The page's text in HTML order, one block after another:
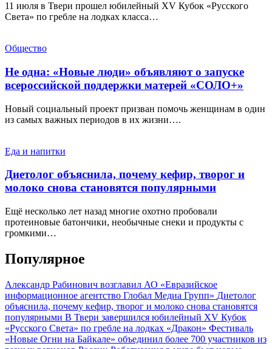
11 июля в Твери прошел юбилейный XV Кубок «Русского
Света» по гребле на лодках класса…
Общество
Не одна: «Новые люди» объявляют о запуске
всероссийской поддержки матерей «СОЛО+»
Новый социальный проект призван помочь женщинам в один
из самых важных периодов в их жизни….
Еда и напитки
Диетолог объяснила, почему кефир, творог и
молоко снова становятся популярными
Ещё несколько лет назад многие охотно пробовали
протеиновые батончики, необычные снеки и продукты с
громкими…
Популярное
Александр Рабинович возглавил АО «Евразийское
информационное агентство Глобал Медиа Групп» Диетолог
объяснила, почему кефир, творог и молоко снова становятся
популярными В Твери завершился юбилейный XV Кубок
«Русского Света» по гребле на лодках «Дракон» Фестиваль
«Новые Огни на Байкале» объединил более 700 участников из